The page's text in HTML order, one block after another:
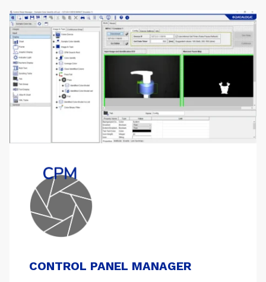
CONTROL PANEL MANAGER